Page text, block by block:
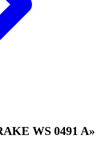
WS 0491 A»